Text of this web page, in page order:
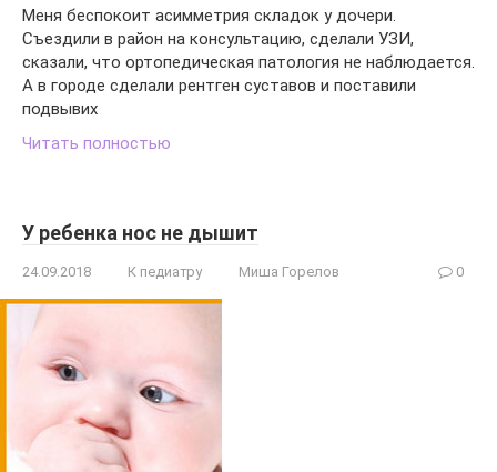
Меня беспокоит асимметрия складок у дочери.
Съездили в район на консультацию, сделали УЗИ,
сказали, что ортопедическая патология не наблюдается.
А в городе сделали рентген суставов и поставили
подвывих
Читать полностью
У ребенка нос не дышит
24.09.2018 К педиатру Миша Горелов 0